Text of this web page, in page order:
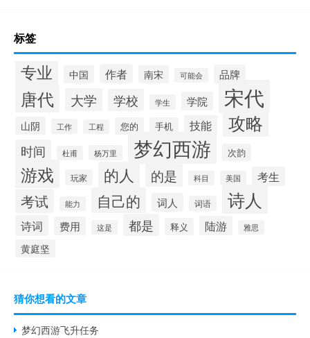
标签
专业 中国 作者 南宋 可能会 品牌
唐代 大学 学校 学生 学院 宋代
山阴 工作 工程 您的 手机 技能 攻略
时间 杜甫 杨万里 梦幻西游 次韵
游戏 玩家 的人 的是 科目 美国 考生
考试 能力 自己的 词人 词语 诗人
诗词 费用 这是 都是 释义 陆游 雅思
黄庭坚
猜你想看的文章
梦幻西游飞升任务